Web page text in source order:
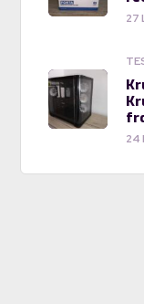
27
24